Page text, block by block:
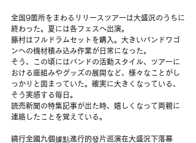
全国9箇所をまわるリリースツアーは大盛況のうちに
終わった。夏には各フェスへ出演。
藤村はフルドラムセットを購入。大きいバンドワゴ
ンへの機材積み込み作業が日常になった。
そう、この頃にはバンドの活動スタイル、ツアーに
おける座組みやグッズの展開など、様々なことがし
っかりと固まっていた。確実に大きくなっている、
そう実感する毎日。
読売新聞の特集記事が出た時、嬉しくなって両親に
連絡したことを覚えている。
繞行全國九個據點進行的發片巡演在大盛況下落幕